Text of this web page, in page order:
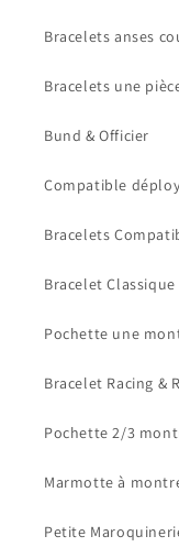
Bracelets anses
Bracelets une
Bund & Officier
Compatible
Bracelets
Bracelet Classique
Pochette une
Bracelet Racing &
Pochette 2/3
Marmotte à
Petite